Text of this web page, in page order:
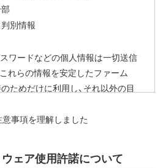
別情報
ワードなどの個人情報は一切送信
れらの情報を安定したファーム
ためだけに利用し、それ以外の目
ション設定ツールから商品本体の
意事項を理解しました
ェア使用許諾について